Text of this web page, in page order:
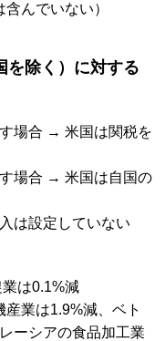
んでいない）
を除く）に対する
場合 → 米国は関税を
場合 → 米国は自国の
は設定していない
は0.1%減
業は1.9%減、ベト
ーシアの食品加工業